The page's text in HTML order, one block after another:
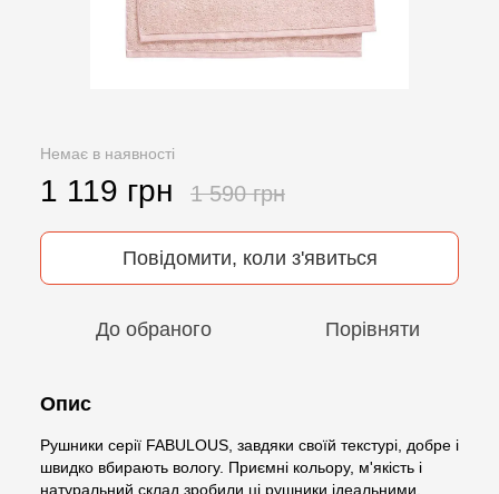
Немає в наявності
1 119 грн 1 590 грн
Повідомити, коли з'явиться
До обраного Порівняти
Опис
Рушники серії FABULOUS, завдяки своїй текстурі, добре і
швидко вбирають вологу. Приємні кольору, м'якість і
натуральний склад зробили ці рушники ідеальними.